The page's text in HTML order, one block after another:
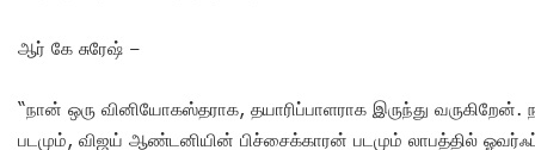
ஆர் கே சுரேஷ் –
“நான் ஒரு வினியோகஸ்தராக, தயாரிப்பாளராக இருந்து
படமும், விஜய் ஆண்டனியின் பிச்சைக்காரன் படமும் லாபத்தில்